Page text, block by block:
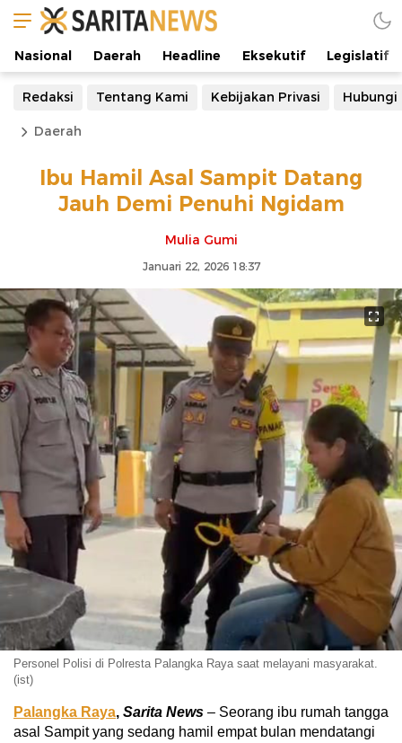
Nasional Daerah Headline Eksekutif Legislatif
Redaksi Tentang Kami Kebijakan Privasi Hubungi
Daerah
Ibu Hamil Asal Sampit Datang
Jauh Demi Penuhi Ngidam
Mulia Gumi
Januari 22, 2026 18:37
Personel Polisi di Polresta Palangka Raya saat melayani masyarakat.
(ist)
Palangka Raya, Sarita News – Seorang ibu rumah tangga
asal Sampit yang sedang hamil empat bulan mendatangi